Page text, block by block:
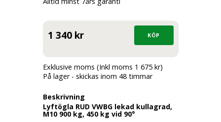
1 340 kr
Exklusive moms (Inkl moms 1 675 kr)
På lager - skickas inom 48 timmar
Beskrivning
Lyftögla RUD VWBG lekad kullagrad,
M10 900 kg, 450 kg vid 90°